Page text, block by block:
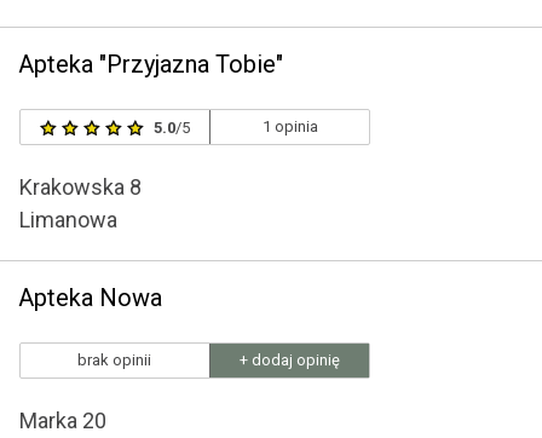
Apteka "Przyjazna Tobie"
5.0/5 1 opinia
Krakowska 8
Limanowa
Apteka Nowa
brak opinii + dodaj opinię
Marka 20